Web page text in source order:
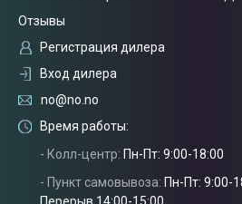
механическая стойкость,
способность сохранять
Этим условиям соответствуют
собак и кошек из алюминия или
металла таких жетонов составляет 2
погрызть или повредить их другим
316L, используемая нами, не
адресник с гравировкой,
будет очень долговечным.Стальные
Отзывы
Регистрация дилера
Вход дилера
no@no.no
Время работы:
- Колл-центр: Пн-Пт: 9:00-18:00
- Пункт самовывоза: Пн-Пт: 9:00-